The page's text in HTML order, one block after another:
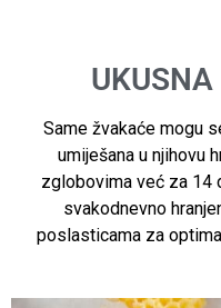
Same žvakaće mogu
umiješana u njihovu
zglobovima već za 14
svakodnevno
poslasticama za